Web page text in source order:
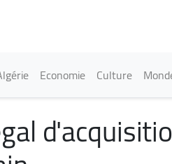
Economie Culture